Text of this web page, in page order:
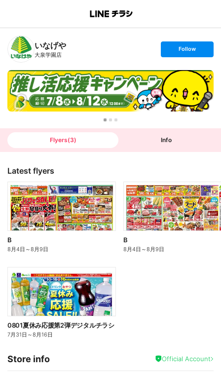
B
n
T
いなげや
大泉学園店
s
t
o
Follow
Flyers(3) Info
Latest flyers
B
8月4日 ～8月9日
B
8月4日 ～8月9日
0801夏休み応援第2弾デジタルチラシ
7月31日 ～8月16日
Store info Official Account